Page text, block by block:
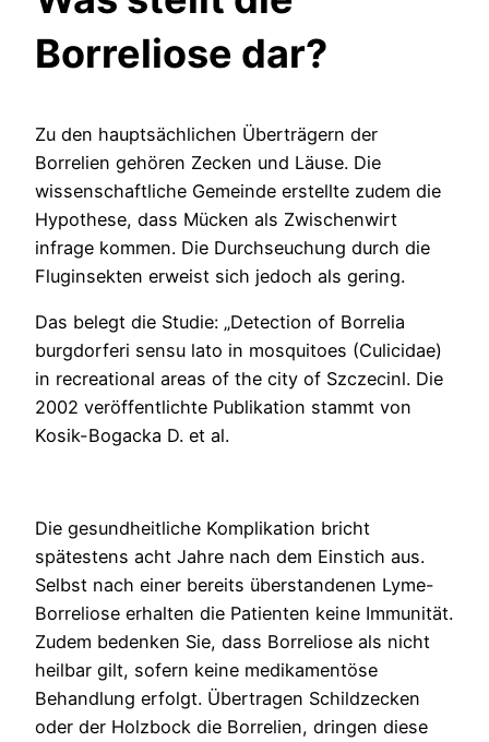
Borreliose dar?
Zu den hauptsächlichen Überträgern der
Borrelien gehören Zecken und Läuse. Die
wissenschaftliche Gemeinde erstellte zudem die
Hypothese, dass Mücken als Zwischenwirt
infrage kommen. Die Durchseuchung durch die
Fluginsekten erweist sich jedoch als gering.
Das belegt die Studie: „Detection of Borrelia
burgdorferi sensu lato in mosquitoes (Culicidae)
in recreational areas of the city of Szczecinl. Die
2002 veröffentlichte Publikation stammt von
Kosik-Bogacka D. et al.
Die gesundheitliche Komplikation bricht
spätestens acht Jahre nach dem Einstich aus.
Selbst nach einer bereits überstandenen Lyme-
Borreliose erhalten die Patienten keine Immunität.
Zudem bedenken Sie, dass Borreliose als nicht
heilbar gilt, sofern keine medikamentöse
Behandlung erfolgt. Übertragen Schildzecken
oder der Holzbock die Borrelien, dringen diese